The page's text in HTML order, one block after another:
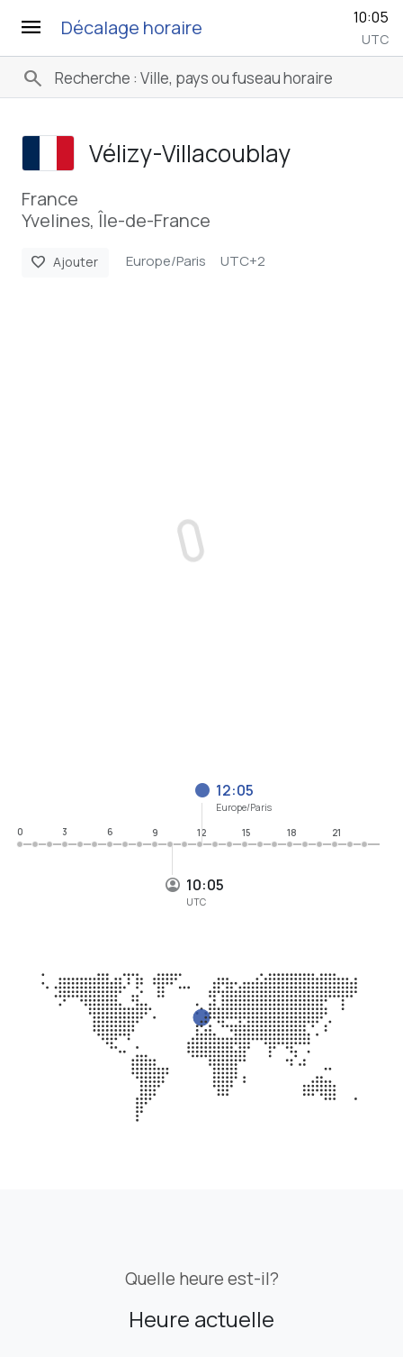
menu Décalage horaire 10:05
UTC
search
Vélizy-Villacoublay
France
Yvelines, Île-de-France
favorite Ajouter Europe/Paris UTC+2
10:05
UTC
12:05
Europe/Paris
0
3 6 9 12 15 18 21
Quelle heure est-il?
Heure actuelle